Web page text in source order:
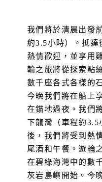
我們將於清晨出發
約3.5小時）。抵達
熱情歡迎，並享用
輪之旅將從探索點
數千座各式各樣的
今晚我們將在船上
在錨地過夜。我們
下龍灣（車程約3.5
後，我們將受到熱
尾酒和午餐。遊輪
在碧綠海灣中的數
灰岩島嶼開始。今